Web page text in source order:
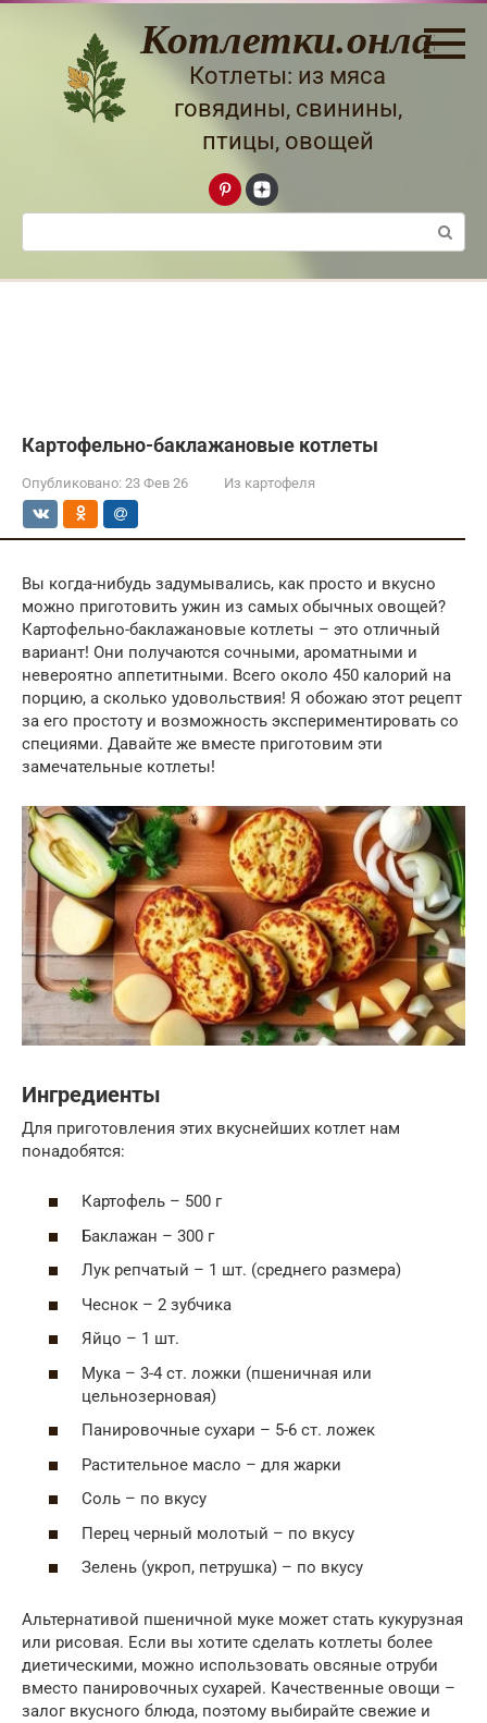
Перейти
Котлетки.онлайн
Котлеты: из мяса
говядины, свинины,
птицы, овощей
Поиск:
Картофельно-баклажановые котлеты
Опубликовано: 23 Фев 26 Из картофеля
Вы когда-нибудь задумывались, как просто и вкусно
можно приготовить ужин из самых обычных овощей?
Картофельно-баклажановые котлеты – это отличный
вариант! Они получаются сочными, ароматными и
невероятно аппетитными. Всего около 450 калорий на
порцию, а сколько удовольствия! Я обожаю этот рецепт
за его простоту и возможность экспериментировать со
специями. Давайте же вместе приготовим эти
замечательные котлеты!
Ингредиенты
Для приготовления этих вкуснейших котлет нам
понадобятся:
Картофель – 500 г
Баклажан – 300 г
Лук репчатый – 1 шт. (среднего размера)
Чеснок – 2 зубчика
Яйцо – 1 шт.
Мука – 3-4 ст. ложки (пшеничная или
цельнозерновая)
Панировочные сухари – 5-6 ст. ложек
Растительное масло – для жарки
Соль – по вкусу
Перец черный молотый – по вкусу
Зелень (укроп, петрушка) – по вкусу
Альтернативой пшеничной муке может стать кукурузная
или рисовая. Если вы хотите сделать котлеты более
диетическими, можно использовать овсяные отруби
вместо панировочных сухарей. Качественные овощи –
залог вкусного блюда, поэтому выбирайте свежие и